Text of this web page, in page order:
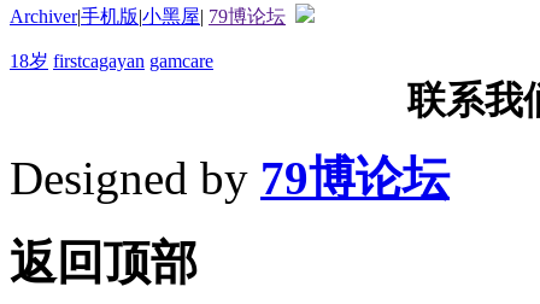
Archiver|手机版|小黑屋| 79博论坛
18岁 firstcagayan gamcare
联系我
Designed by 79博论坛
返回顶部